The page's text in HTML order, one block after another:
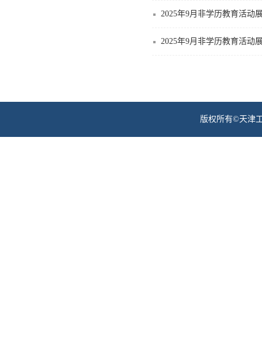
2025年9月非学历教育活动
2025年9月非学历教育活动
版权所有©天津